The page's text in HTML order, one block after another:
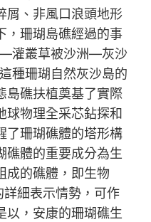
屑、非風口浪頭地形
，珊瑚島礁經過的事
灌叢草被沙洲—灰沙
種珊瑚自然灰沙島的
島礁扶植奠基了實際
球物理全采芯鉆探和
了珊瑚礁體的塔形構
礁體的重要成分為生
成的礁體，即生物
詳細表示情勢，可作
以，安康的珊瑚礁生